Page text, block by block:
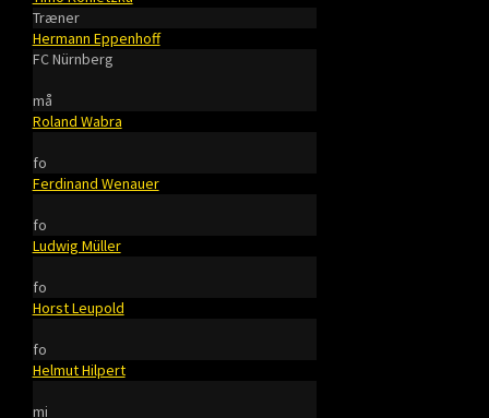
Træner
Hermann Eppenhoff
FC Nürnberg
må
Roland Wabra
fo
Ferdinand Wenauer
fo
Ludwig Müller
fo
Horst Leupold
fo
Helmut Hilpert
mi